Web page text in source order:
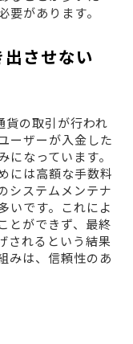
があります。
させない
の取引が行われ
ーザーが入金した
なっています。
には高額な手数料
システムメンテナ
いです。これによ
とができず、最終
されるという結果
みは、信頼性のあ